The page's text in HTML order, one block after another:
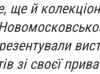
ще й
зі своєї